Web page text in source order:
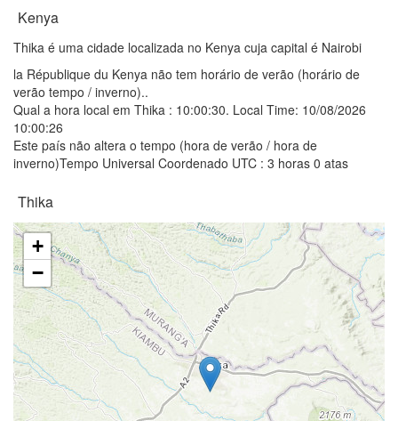
Kenya
Thika é uma cidade localizada no Kenya cuja capital é Nairobi
la République du Kenya não tem horário de verão (horário de
verão tempo / inverno)..
Qual a hora local em Thika : 10:00:30. Local Time: 10/08/2026
10:00:26
Este país não altera o tempo (hora de verão / hora de
inverno)Tempo Universal Coordenado UTC : 3 horas 0 atas
Thika
+
−